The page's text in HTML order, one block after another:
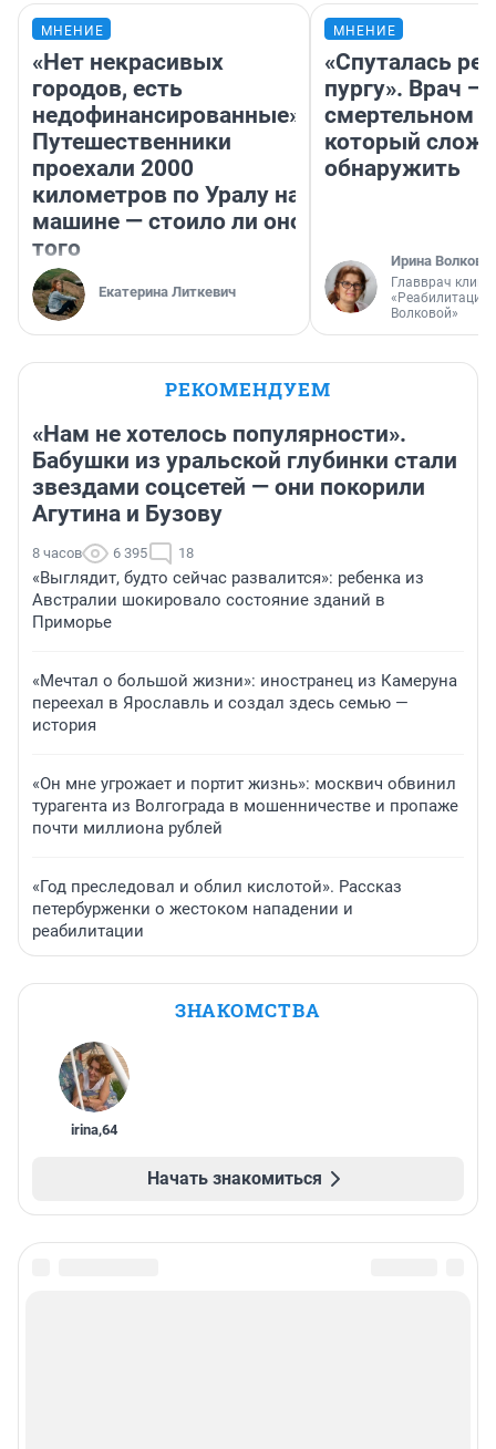
МНЕНИЕ
«Нет некрасивых
городов, есть
недофинансированные».
Путешественники
проехали 2000
километров по Уралу на
машине — стоило ли оно
того
Екатерина Литкевич
МНЕНИЕ
«Спуталась
пургу». Врач —
смертельном
который
обнаружить
Ирина Волкова
Главврач
«Реабилитация
Волковой»
РЕКОМЕНДУЕМ
«Нам не хотелось популярности».
Бабушки из уральской глубинки стали
звездами соцсетей — они покорили
Агутина и Бузову
8 часов 6 395 18
«Выглядит, будто сейчас развалится»: ребенка из
Австралии шокировало состояние зданий в
Приморье
«Мечтал о большой жизни»: иностранец из Камеруна
переехал в Ярославль и создал здесь семью —
история
«Он мне угрожает и портит жизнь»: москвич обвинил
турагента из Волгограда в мошенничестве и пропаже
почти миллиона рублей
«Год преследовал и облил кислотой». Рассказ
петербурженки о жестоком нападении и
реабилитации
ЗНАКОМСТВА
irina,64
Начать знакомиться